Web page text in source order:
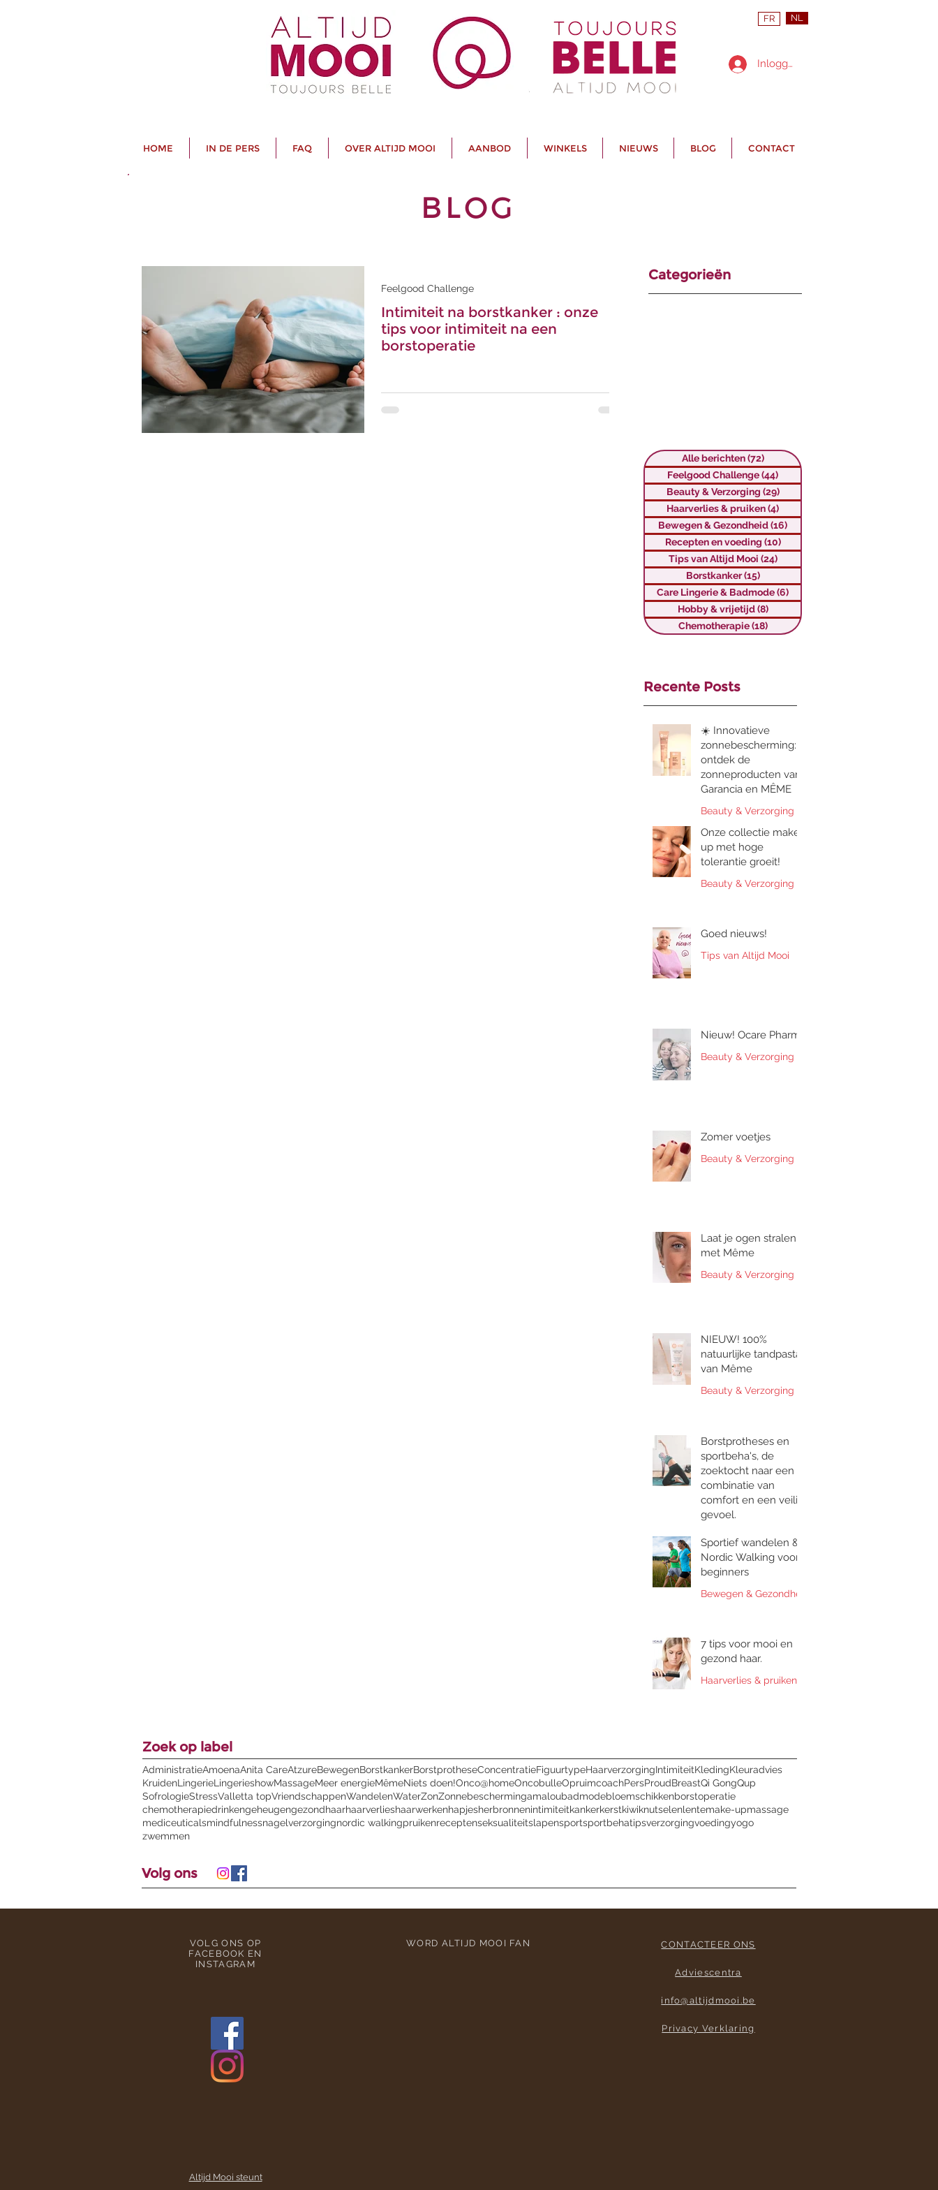
FR NL
Inloggen
HOME IN DE PERS FAQ OVER ALTIJD MOOI AANBOD WINKELS NIEUWS BLOG CONTACT
BLOG
Intimiteit na borstkanker : onze
tips voor intimiteit na een
borstoperatie
Feelgood Challenge
Categorieën
Alle berichten (72)72 posts
Feelgood Challenge(44)
Beauty & Verzorging (29)29 posts
Haarverlies & pruiken(4)
Bewegen & Gezondheid(16)
Recepten en voeding (10)10 posts
Tips van Altijd Mooi (24)24 posts
Borstkanker (15)15 posts
Care Lingerie & Badmode(6)
Hobby & vrijetijd (8)8 posts
Chemotherapie (18)18 posts
Recente Posts
☀️ Innovatieve
zonnebescherming:
ontdek de
zonneproducten van
Garancia en MÊME
Beauty & Verzorging
Onze collectie make-
up met hoge
tolerantie groeit!
Beauty & Verzorging
Goed nieuws!
Tips van Altijd Mooi
Nieuw! Ocare Pharma
Beauty & Verzorging
Zomer voetjes
Beauty & Verzorging
Laat je ogen stralen
met Même
Beauty & Verzorging
NIEUW! 100%
natuurlijke tandpasta
van Même
Beauty & Verzorging
Borstprotheses en
sportbeha's, de
zoektocht naar een
combinatie van
comfort en een veilig
gevoel.
Sportief wandelen &
Nordic Walking voor
beginners
7 tips voor mooi en
gezond haar.
Haarverlies & pruiken
Zoek op label
AdministratieAmoenaAnita CareAtzureBewegenBorstkankerBorstprotheseConcentratieFiguurtypeHaarverzorgingIntimiteitKledingKleuradvies
KruidenLingerieLingerieshowMassageMeer energieMêmeNiets doen!Onco@homeOncobulleOpruimcoachPersProudBreastQi GongQup
SofrologieStressValletta topVriendschappenWandelenWaterZonZonnebeschermingamaloubadmodebloemschikkenborstoperatie
chemotherapiedrinkengeheugengezondhaarhaarverlieshaarwerkenhapjesherbronnenintimiteitkankerkerstkiwiknutselenlentemake-upmassage
mediceuticalsmindfulnessnagelverzorgingnordic walkingpruikenreceptenseksualiteitslapensportsportbehatipsverzorgingvoedingyogo
zwemmen
Volg ons
VOLG ONS OP
FACEBOOK EN
INSTAGRAM
WORD ALTIJD MOOI FAN CONTACTEER ONS
Adviescentra
info@altijdmooi.be
Privacy Verklaring
Altijd Mooi steunt